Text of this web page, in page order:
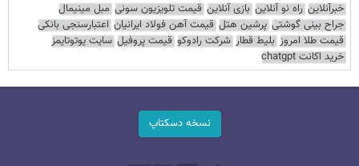
خبرآنلاین راه نو آنلاین بازی آنلاین قیمت تلویزیون سونی مبل مینیمال
جراح بینی گوشتی پرشین هتل قیمت آهن فولاد ایرانیان اعتبارسنجی بانکی
قیمت طلا امروز بلیط قطار شرکت رادوکو قیمت پروفیل سایت یوتوتایمز
خرید اکانت chatgpt
نسخه دسکتاپ